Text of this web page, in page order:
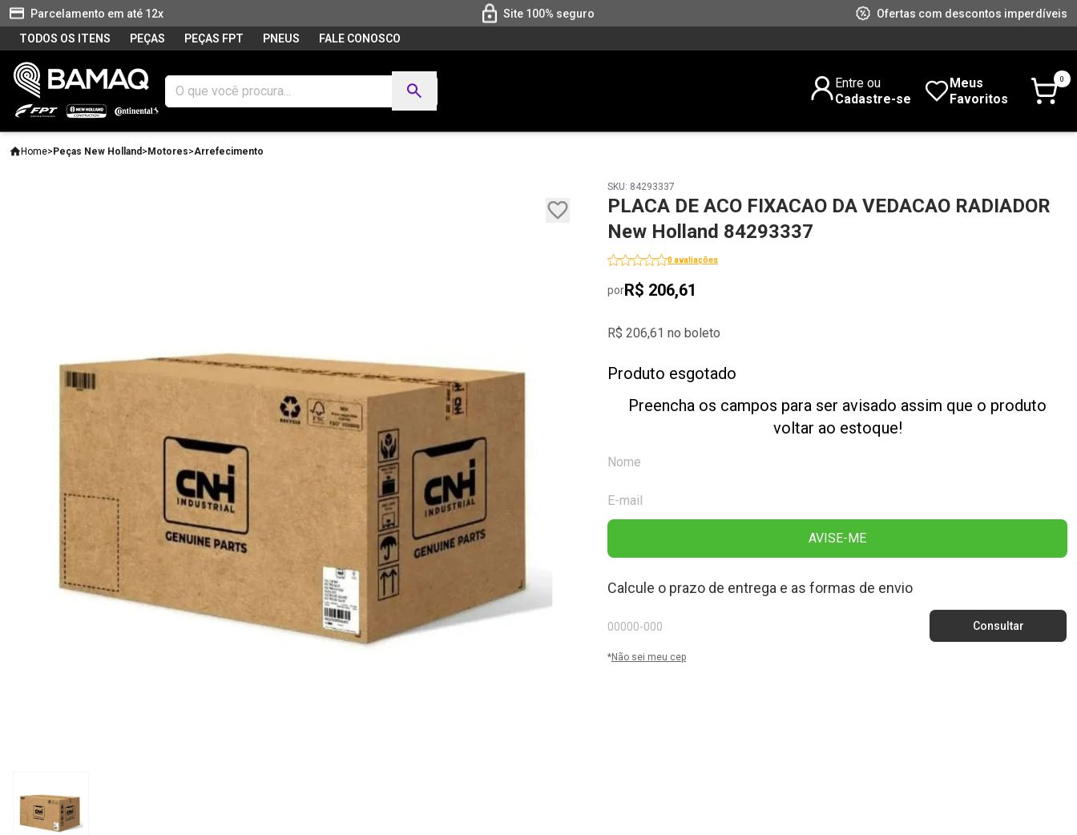
Parcelamento em até 12x Site 100% seguro
Ofertas com descontos imperdíveis
TODOS OS ITENS
PEÇAS PEÇAS FPT PNEUS FALE CONOSCO
Entre ou
Cadastre-se
Meus
Favoritos
0
Home> Peças New Holland > Motores>Arrefecimento
SKU: 84293337
PLACA DE ACO FIXACAO DA VEDACAO RADIADOR
New Holland 84293337
0 avaliações
porR$ 206,61
R$ 206,61 no boleto
Produto esgotado
Preencha os campos para ser avisado assim que o produto
voltar ao estoque!
AVISE-ME
Calcule o prazo de entrega e as formas de envio
*Não sei meu cep